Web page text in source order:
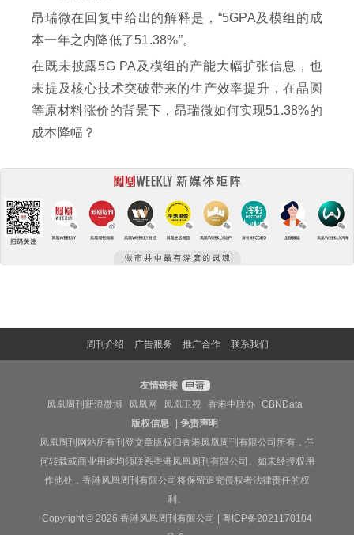
昂瑞微在回复中给出的解释是，“5GPA及模组的成
本一年之内降低了51.38%”。
在既未披露5G PA及模组的产能大幅扩张信息，也
未提及核心技术突破带来的生产效率提升，在晶圆
等原材料涨价的背景下，昂瑞微如何实现51.38%的
成本降幅？
周刊介绍 广告服务 推广合作 联系我们
友情链接
申请
凤凰周刊新浪微博
凤凰网 凤凰卫视 香港中联办
CBNData
版权信息
|免责声明
凤凰周刊网站所有刊登文章版权归香港凤凰周刊有限公司所有，任
何转载或商业用途均须联系香港凤凰周刊有限公司。如未经授权用
作他处，香港凤凰周刊有限公司将保留追究侵权者法律责任的权
利。
Copyright © 2026 香港凤凰周刊有限公司 | 粤ICP备2021170104